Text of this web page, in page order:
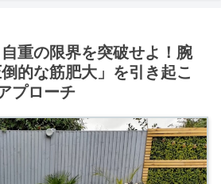
自重の限界を突破せよ！腕
的な筋肥大」を引き起こ
プローチ